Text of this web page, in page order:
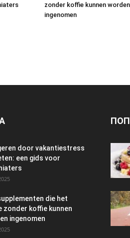
zonder koffie kunnen worden
ingenomen
door vakantiestress
een gids voor
die het
zonder koffie kunnen
ingenomen